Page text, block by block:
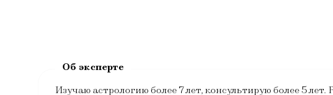
Изучаю астрологию более 7 лет, консультирую более 5